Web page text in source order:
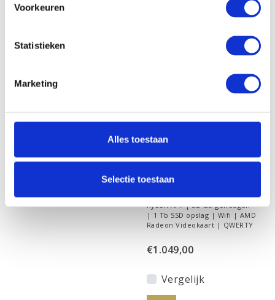
Voorkeuren
Statistieken
Marketing
Alles toestaan
Selectie toestaan
HP All-in-One Next
Op voorraad
27 inch All-in-One PC | AMD
Ryzen AI 7 | 32 Gb geheugen
| 1 Tb SSD opslag | Wifi | AMD
Radeon Videokaart | QWERTY
€1.049,00
Vergelijk